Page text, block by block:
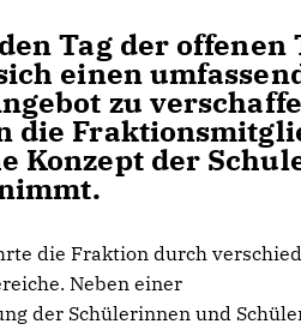
Tag der offenen
einen
zu
die
Konzept der
die Fraktion durch
Neben einer
der Schülerinnen und